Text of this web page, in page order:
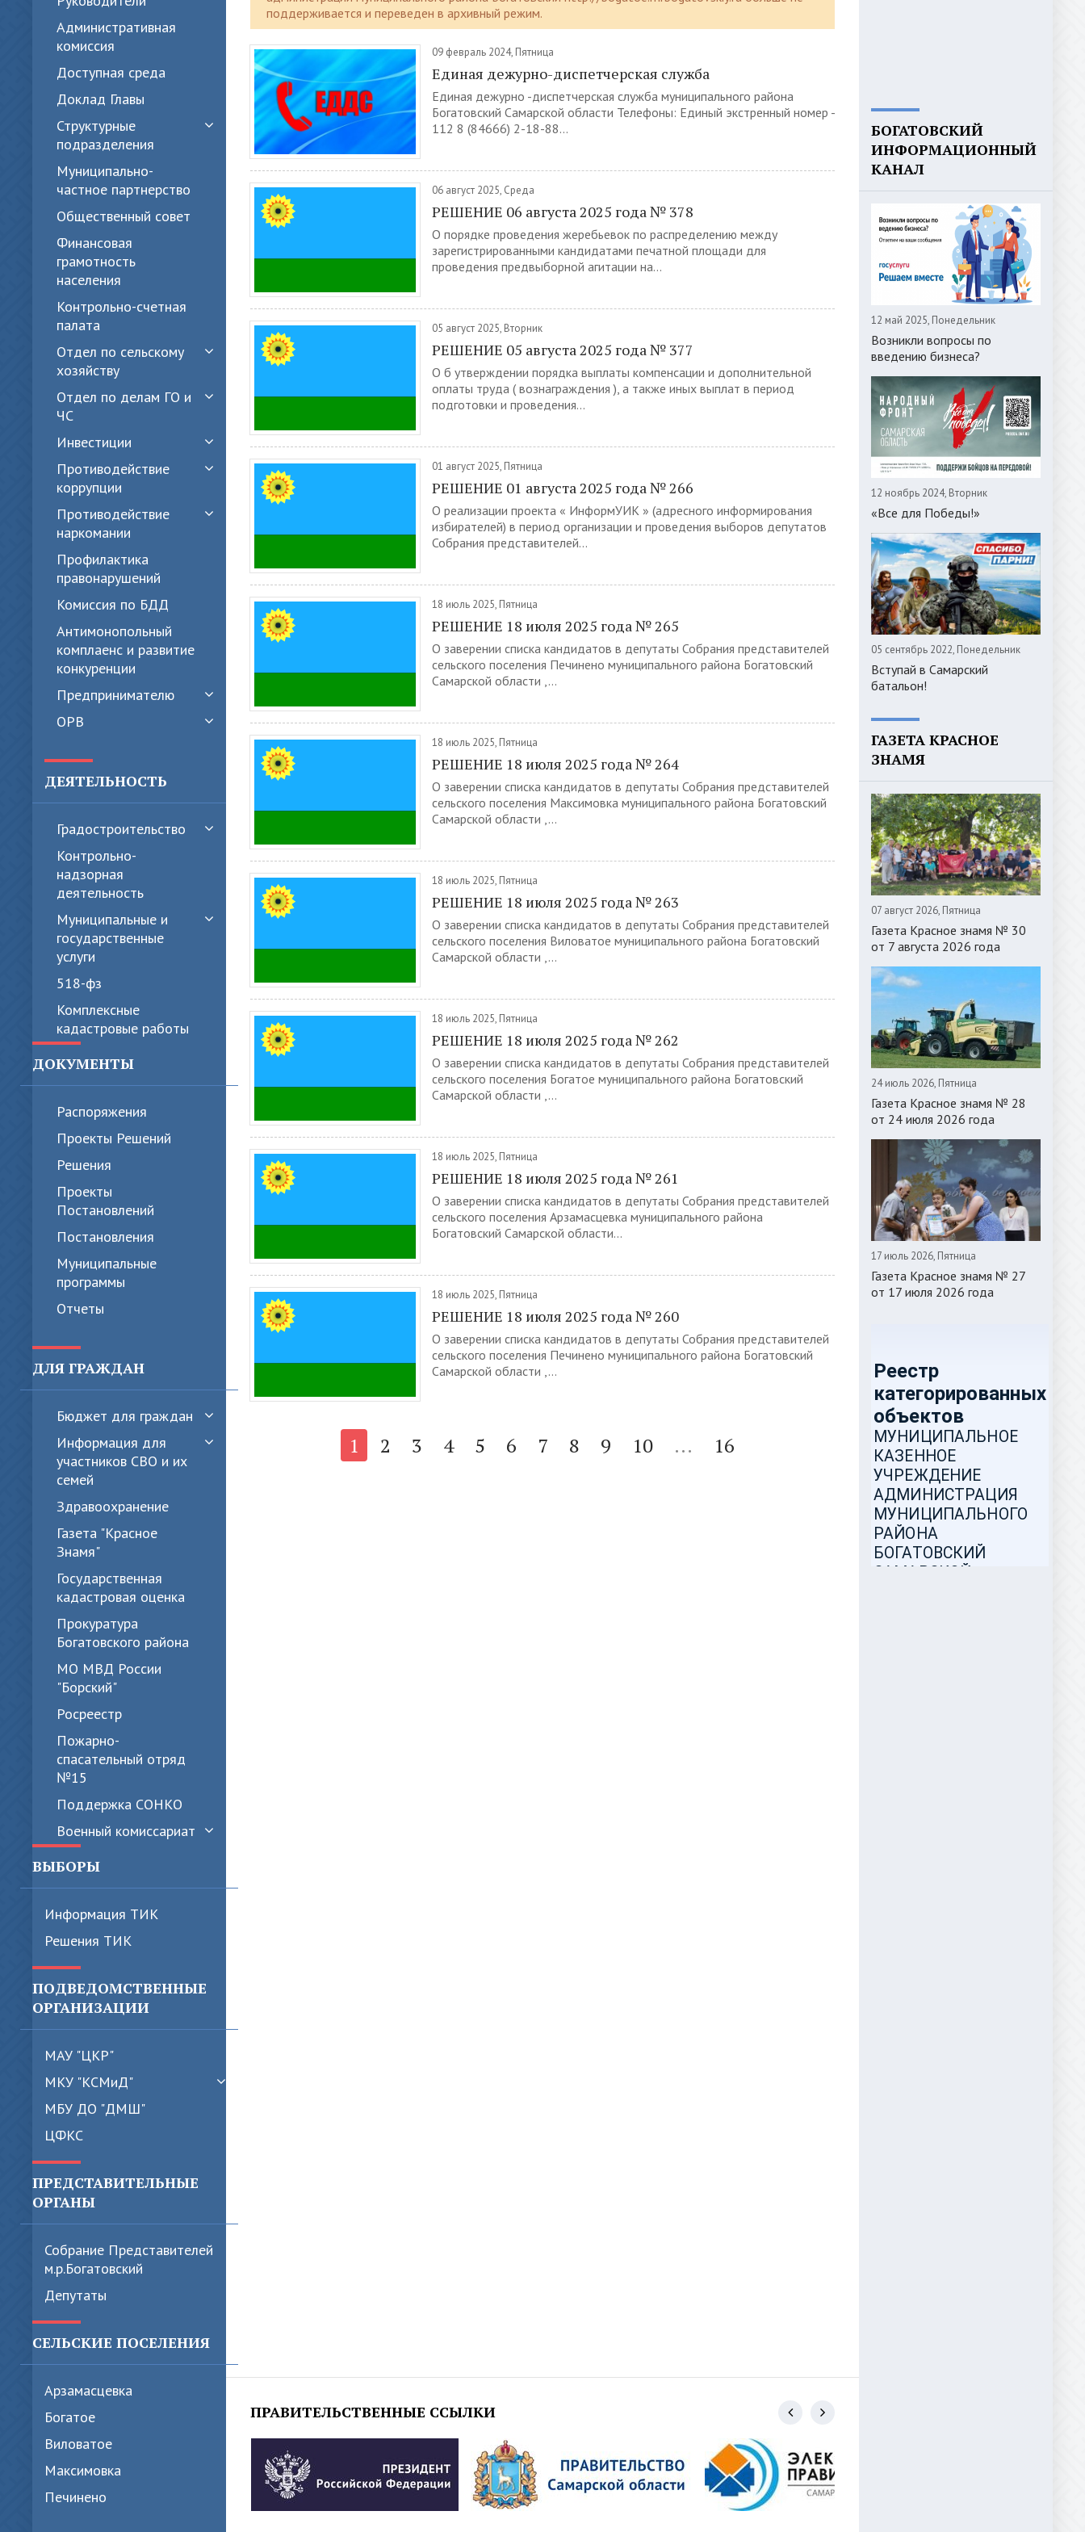
Административная
комиссия
Доступная среда
Доклад Главы
Структурные
подразделения
Муниципально-
частное партнерство
Общественный совет
Финансовая
грамотность
населения
Контрольно-счетная
палата
Отдел по сельскому
хозяйству
Отдел по делам ГО и
ЧС
Инвестиции
Противодействие
коррупции
Противодействие
наркомании
Профилактика
правонарушений
Комиссия по БДД
Антимонопольный
комплаенс и развитие
конкуренции
Предпринимателю
ОРВ
ДЕЯТЕЛЬНОСТЬ
Градостроительство
Контрольно-
надзорная
деятельность
Муниципальные и
государственные
услуги
518-фз
Комплексные
кадастровые работы
ДОКУМЕНТЫ
Распоряжения
Проекты Решений
Решения
Проекты
Постановлений
Постановления
Муниципальные
программы
Отчеты
ДЛЯ ГРАЖДАН
Бюджет для граждан
Информация для
участников СВО и их
семей
Здравоохранение
Газета "Красное
Знамя"
Государственная
кадастровая оценка
Прокуратура
Богатовского района
МО МВД России
"Борский"
Росреестр
Пожарно-
спасательный отряд
№15
Поддержка СОНКО
Военный комиссариат
ВЫБОРЫ
Информация ТИК
Решения ТИК
ПОДВЕДОМСТВЕННЫЕ
ОРГАНИЗАЦИИ
МАУ "ЦКР"
МКУ "КСМиД"
МБУ ДО "ДМШ"
ЦФКС
ПРЕДСТАВИТЕЛЬНЫЕ
ОРГАНЫ
Собрание Представителей
м.р.Богатовский
Депутаты
СЕЛЬСКИЕ ПОСЕЛЕНИЯ
Арзамасцевка
Богатое
Виловатое
Максимовка
Печинено
поддерживается и переведен в архивный режим.
09 февраль 2024, Пятница
Единая дежурно-диспетчерская служба
Единая дежурно -диспетчерская служба муниципального района
Богатовский Самарской области Телефоны: Единый экстренный номер -
112 8 (84666) 2-18-88...
06 август 2025, Среда
РЕШЕНИЕ 06 августа 2025 года № 378
О порядке проведения жеребьевок по распределению между
зарегистрированными кандидатами печатной площади для
проведения предвыборной агитации на...
05 август 2025, Вторник
РЕШЕНИЕ 05 августа 2025 года № 377
О б утверждении порядка выплаты компенсации и дополнительной
оплаты труда ( вознаграждения ), а также иных выплат в период
подготовки и проведения...
01 август 2025, Пятница
РЕШЕНИЕ 01 августа 2025 года № 266
О реализации проекта « ИнформУИК » (адресного информирования
избирателей) в период организации и проведения выборов депутатов
Собрания представителей...
18 июль 2025, Пятница
РЕШЕНИЕ 18 июля 2025 года № 265
О заверении списка кандидатов в депутаты Собрания представителей
сельского поселения Печинено муниципального района Богатовский
Самарской области ,...
18 июль 2025, Пятница
РЕШЕНИЕ 18 июля 2025 года № 264
О заверении списка кандидатов в депутаты Собрания представителей
сельского поселения Максимовка муниципального района Богатовский
Самарской области ,...
18 июль 2025, Пятница
РЕШЕНИЕ 18 июля 2025 года № 263
О заверении списка кандидатов в депутаты Собрания представителей
сельского поселения Виловатое муниципального района Богатовский
Самарской области ,...
18 июль 2025, Пятница
РЕШЕНИЕ 18 июля 2025 года № 262
О заверении списка кандидатов в депутаты Собрания представителей
сельского поселения Богатое муниципального района Богатовский
Самарской области ,...
18 июль 2025, Пятница
РЕШЕНИЕ 18 июля 2025 года № 261
О заверении списка кандидатов в депутаты Собрания представителей
сельского поселения Арзамасцевка муниципального района
Богатовский Самарской области...
18 июль 2025, Пятница
РЕШЕНИЕ 18 июля 2025 года № 260
О заверении списка кандидатов в депутаты Собрания представителей
сельского поселения Печинено муниципального района Богатовский
Самарской области ,...
1 2 3 4 5 6 7 8 9 10 ... 16
ПРАВИТЕЛЬСТВЕННЫЕ ССЫЛКИ
БОГАТОВСКИЙ
ИНФОРМАЦИОННЫЙ
КАНАЛ
12 май 2025, Понедельник
Возникли вопросы по
введению бизнеса?
12 ноябрь 2024, Вторник
«Все для Победы!»
05 сентябрь 2022, Понедельник
Вступай в Самарский
батальон!
ГАЗЕТА КРАСНОЕ
ЗНАМЯ
07 август 2026, Пятница
Газета Красное знамя № 30
от 7 августа 2026 года
24 июль 2026, Пятница
Газета Красное знамя № 28
от 24 июля 2026 года
17 июль 2026, Пятница
Газета Красное знамя № 27
от 17 июля 2026 года